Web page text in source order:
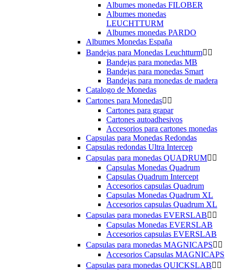
Albumes monedas FILOBER
Albumes monedas
LEUCHTTURM
Albumes monedas PARDO
Albumes Monedas España
Bandejas para Monedas Leuchtturm 
Bandejas para monedas MB
Bandejas para monedas Smart
Bandejas para monedas de madera
Catalogo de Monedas
Cartones para Monedas 
Cartones para grapar
Cartones autoadhesivos
Accesorios para cartones monedas
Capsulas para Monedas Redondas
Capsulas redondas Ultra Intercep
Capsulas para monedas QUADRUM 
Capsulas Monedas Quadrum
Capsulas Quadrum Intercept
Accesorios capsulas Quadrum
Capsulas Monedas Quadrum XL
Accesorios capsulas Quadrum XL
Capsulas para monedas EVERSLAB 
Capsulas Monedas EVERSLAB
Accesorios capsulas EVERSLAB
Capsulas para monedas MAGNICAPS 
Accesorios Capsulas MAGNICAPS
Capsulas para monedas QUICKSLAB 